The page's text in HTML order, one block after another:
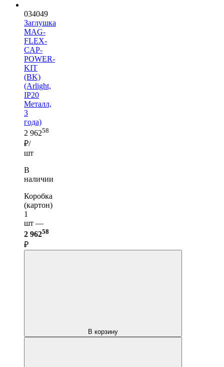
034049
Заглушка
MAG-
FLEX-
CAP-
POWER-
KIT
(BK)
(Arlight,
IP20
Металл,
3
года)
2 96258
₽/
шт
В
наличии
Коробка
(картон)
1
шт —
2 96258
₽
В корзину